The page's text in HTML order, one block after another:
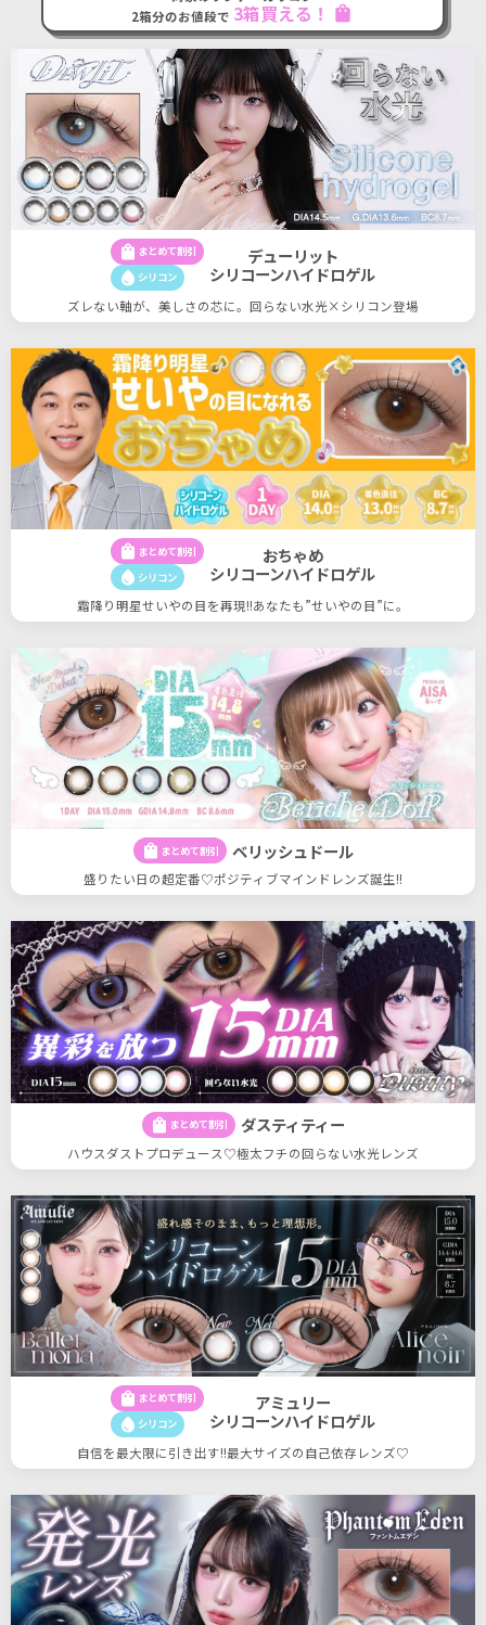
2箱分のお値段で 3箱買える！ shopping_bag
shopping_bag まとめて割引
water_drop シリコン
デューリット
シリコーンハイドロゲル
ズレない軸が、美しさの芯に。回らない水光×シリコン登場
shopping_bag まとめて割引
water_drop シリコン
おちゃめ
シリコーンハイドロゲル
霜降り明星せいやの目を再現!!あなたも”せいやの目”に。
shopping_bag まとめて割引 ベリッシュドール
盛りたい日の超定番♡ポジティブマインドレンズ誕生!!
shopping_bag まとめて割引 ダスティティー
ハウスダストプロデュース♡極太フチの回らない水光レンズ
shopping_bag まとめて割引
water_drop シリコン
アミュリー
シリコーンハイドロゲル
自信を最大限に引き出す!!最大サイズの自己依存レンズ♡